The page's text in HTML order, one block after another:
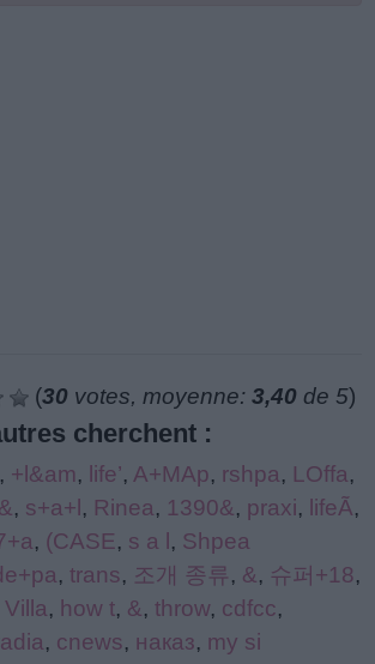
(30 votes, moyenne: 3,40 de 5)
cherchent :
, +l&am, life’, A+MAp, rshpa, LOffa,
, s+a+l, Rinea, 1390&, praxi, lifeÃ,
, (CASE, s a l, Shpea
, trans, 조개 종류, &, 슈퍼+18,
Villa, how t, &, throw, cdfcc,
, cnews, наказ, my si